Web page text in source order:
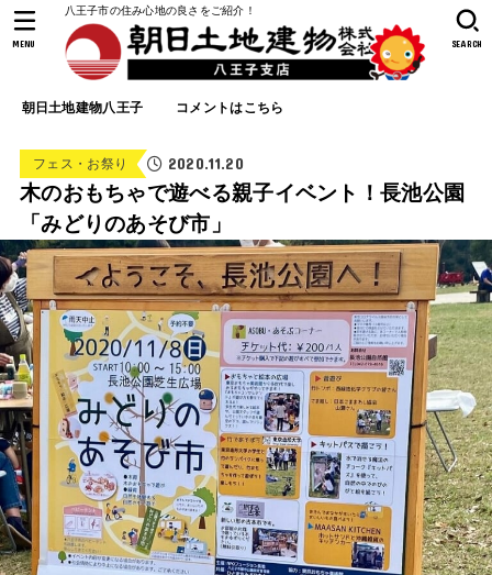
八王子市の住み心地の良さをご紹介！
朝日土地建物八王子 コメントはこちら
SEARCH
MENU
フェス・お祭り 2020.11.20
木のおもちゃで遊べる親子イベント！長池公園
「みどりのあそび市」